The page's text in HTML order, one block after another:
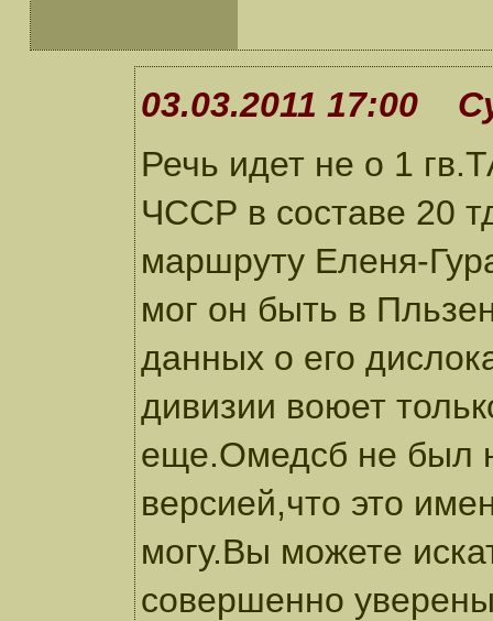
03.03.2011 17:00
Речь идет не о 1
ЧССР в составе 20
маршруту Еленя-
мог он быть в
данных о его
дивизии воюет
еще.Омедсб не был
версией,что это
могу.Вы можете
совершенно